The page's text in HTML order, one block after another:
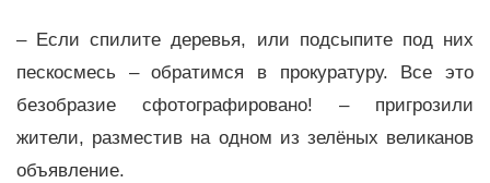
– Если спилите деревья, или подсыпите под них
пескосмесь – обратимся в прокуратуру. Все это
безобразие сфотографировано! – пригрозили
жители, разместив на одном из зелёных великанов
объявление.